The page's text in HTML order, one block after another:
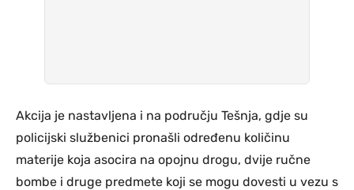
Akcija je nastavljena i na području Tešnja, gdje su
policijski službenici pronašli određenu količinu
materije koja asocira na opojnu drogu, dvije ručne
bombe i druge predmete koji se mogu dovesti u vezu s